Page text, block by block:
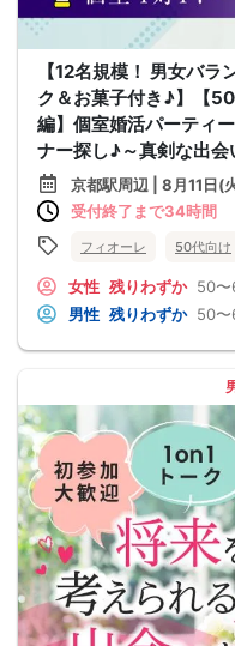
【12名規模！ 男女バ
ク＆お菓子付き♪】【
編】個室婚活パーティ
ナー探し♪～真剣な出会
京都駅周辺 | 8月11日(
受付終了まで34時間
フィオーレ 50代向け
女性 残りわずか 50
男性 残りわずか 50